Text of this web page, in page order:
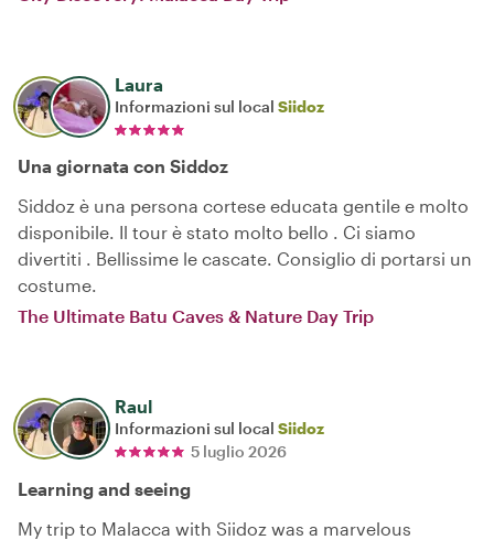
Laura
Informazioni sul local Siidoz
Una giornata con Siddoz
Siddoz è una persona cortese educata gentile e molto
disponibile. Il tour è stato molto bello . Ci siamo
divertiti . Bellissime le cascate. Consiglio di portarsi un
costume.
The Ultimate Batu Caves & Nature Day Trip
Raul
Informazioni sul local Siidoz
5 luglio 2026
Learning and seeing
My trip to Malacca with Siidoz was a marvelous